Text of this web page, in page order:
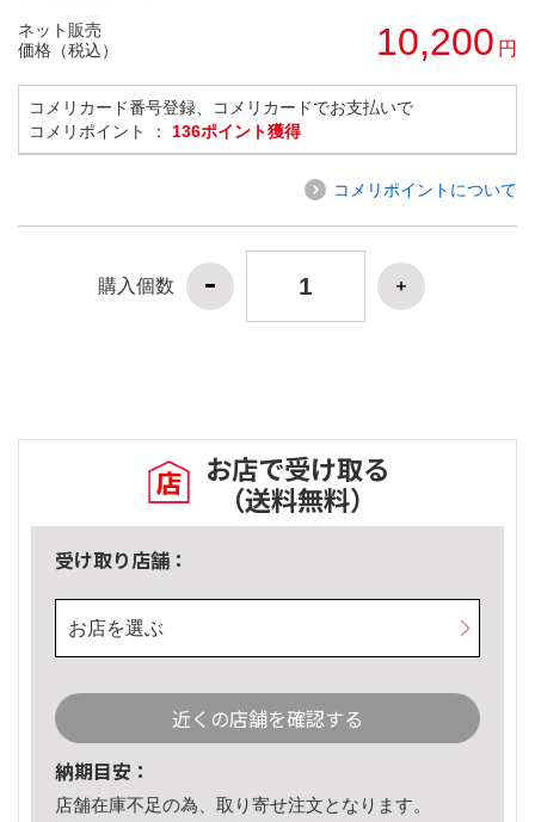
ネット販売
価格（税込）
10,200 円
コメリカード番号登録、コメリカードでお支払いで
コメリポイント ： 136ポイント獲得
コメリポイントについて
購入個数
お店で受け取る
（送料無料）
受け取り店舗：
お店を選ぶ
近くの店舗を確認する
納期目安：
店舗在庫不足の為、取り寄せ注文となります。